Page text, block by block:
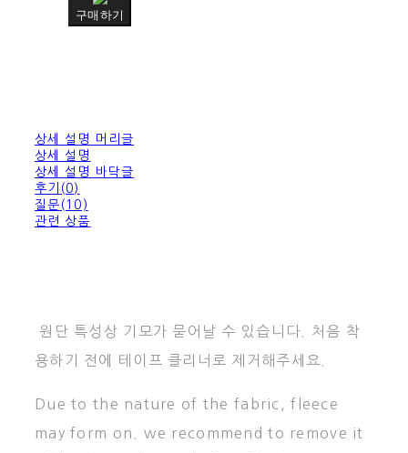
구매하기
상세 설명 머리글
상세 설명
상세 설명 바닥글
후기(0)
질문(10)
관련 상품
원단 특성상 기모가 묻어날 수 있습니다. 처음 착
용하기 전에 테이프 클리너로 제거해주세요.
Due to the nature of the fabric, fleece
may form on. we recommend to remove it